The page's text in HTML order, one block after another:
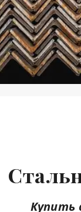
Купить